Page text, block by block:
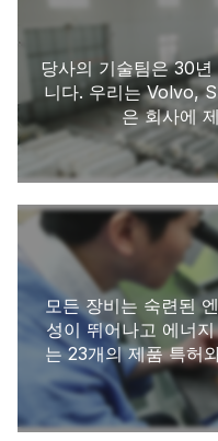
당사의 기술팀은 30
니다. 우리는 Volvo,
은 회사에
모든 장비는 숙련된
성이 뛰어나고 에너
는 23개의 제품 특허